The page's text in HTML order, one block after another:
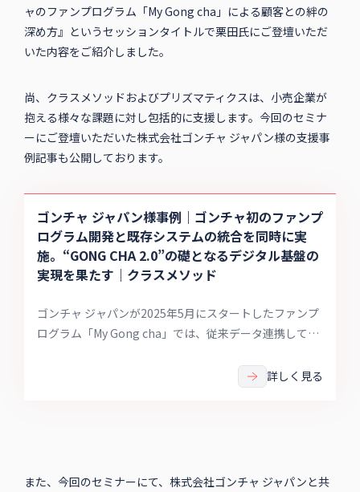
ャのファンプログラム「My Gong cha」による顧客との絆の
深め方』というセッションタイトルで栗田氏にご登壇いただ
いた内容をご紹介しました。
尚、クラスメソッドおよびプリズマティクスは、小売企業が
抱える様々な課題に対し包括的に支援します。今回のセミナ
ーにご登壇いただいた株式会社ゴンチャ ジャパン様の支援事
例記事も公開しております。
ゴンチャ ジャパン様事例｜ゴンチャ初のファンプ
ログラム開発と既存システムの統合を同時に実
施。“GONG CHA 2.0”の礎となるデジタル基盤の
実現を果たす｜クラスメソッド
ゴンチャ ジャパンが2025年5月にスタートしたファンプ
ログラム「My Gong cha」では、従来データ連携してい
モバイルオーダーの3つの販売システムをAPIで接続して
データ統合しました。ゴンチャのDXの礎となるプロジェ
詳しく見る
また、今回のセミナーにて、株式会社ゴンチャ ジャパンと共